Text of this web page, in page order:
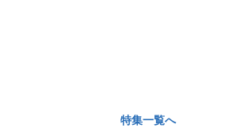
特集一覧へ